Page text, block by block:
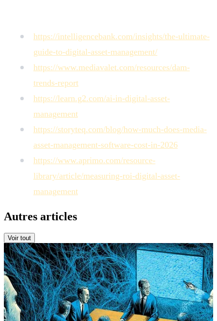
https://intelligencebank.com/insights/the-ultimate-
guide-to-digital-asset-management/
https://www.mediavalet.com/resources/dam-
trends-report
https://learn.g2.com/ai-in-digital-asset-
management
https://storyteq.com/blog/how-much-does-media-
asset-management-software-cost-in-2026
https://www.aprimo.com/resource-
library/article/measuring-roi-digital-asset-
management
Autres articles
Voir tout